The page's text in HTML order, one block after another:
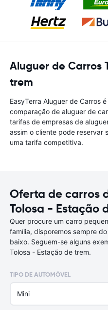
Aluguer de Carros
trem
EasyTerra Aluguer de Carros
comparação de aluguer de
tarifas de empresas de
assim o cliente pode reservar
uma tarifa competitiva.
Oferta de carros
Tolosa - Estação
Quer procure um carro
família, disporemos sempre
baixo. Seguem-se alguns
Tolosa - Estação de trem.
TIPO DE AUTOMÓVEL
Mini